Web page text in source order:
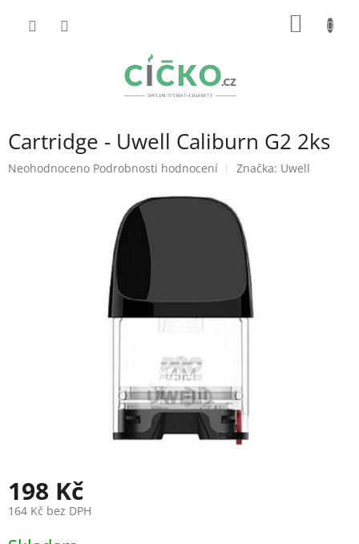
Cartridge - Uwell Caliburn G2 2ks
Průměrné
Neohodnoceno Podrobnosti hodnocení Značka: Uwell
198 Kč
164 Kč bez DPH